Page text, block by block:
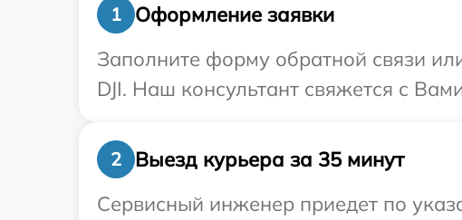
1
Оформление заявки
Заполните форму обратной связи
DJI. Наш консультант свяжется с
2
Выезд курьера за 35 минут
Сервисный инженер приедет по